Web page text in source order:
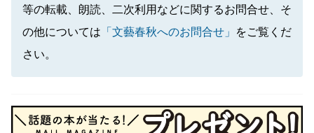
等の転載、朗読、二次利用などに関するお問合せ、そ
の他については 「文藝春秋へのお問合せ」
をご覧くだ
さい。